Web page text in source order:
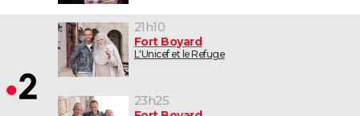
21h10
Fort Boyard
L'Unicef et le Refuge
23h25